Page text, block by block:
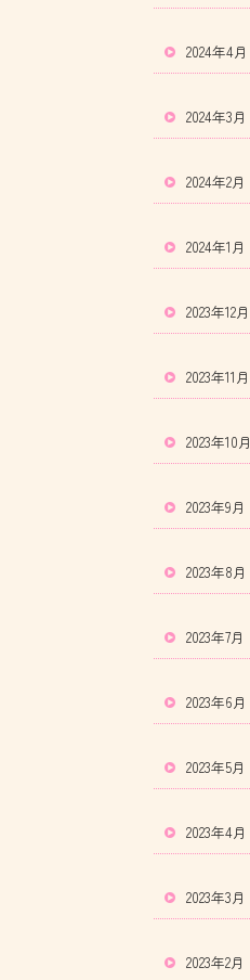
2024年4月
2024年3月
2024年2月
2024年1月
2023年12月
2023年11月
2023年10月
2023年9月
2023年8月
2023年7月
2023年6月
2023年5月
2023年4月
2023年3月
2023年2月